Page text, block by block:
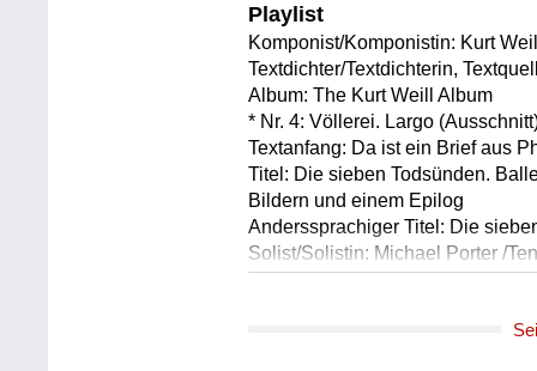
Playlist
Komponist/Komponistin: Kurt
Textdichter/Textdichterin,
Album: The Kurt Weill Album
* Nr. 4: Völlerei. Largo
Textanfang: Da ist ein Brief aus
Titel: Die sieben Todsünden.
Bildern und einem Epilog
Anderssprachiger Titel: Die
Solist/Solistin: Michael Porter /
Solist/Solistin: Simon Bode /Tenor
Solist/Solistin: Oliver Zwarg /